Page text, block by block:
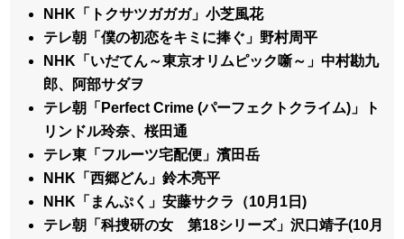
NHK「トクサツガガガ」小芝風花
テレ朝「僕の初恋をキミに捧ぐ」野村周平
NHK「いだてん～東京オリムピック噺～」中村勘九
郎、阿部サダヲ
テレ朝「Perfect Crime (パーフェクトクライム)」ト
リンドル玲奈、桜田通
テレ東「フルーツ宅配便」濱田岳
NHK「西郷どん」鈴木亮平
NHK「まんぷく」安藤サクラ（10月1日)
テレ朝「科捜研の女 第18シリーズ」沢口靖子(10月